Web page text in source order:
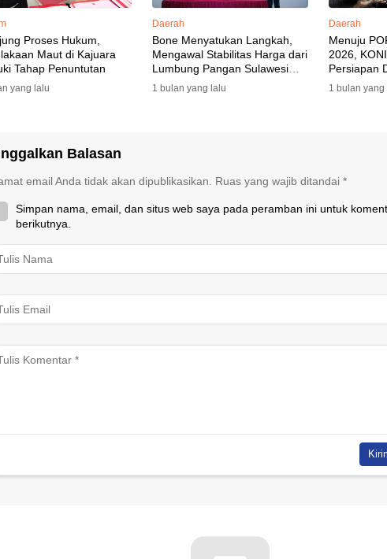
Proses Hukum,
Maut di Kajuara
Tahap Penuntutan
yang lalu
Daerah
Bone Menyatukan Langkah,
Mengawal Stabilitas Harga dari
Lumbung Pangan Sulawesi
Selatan
1 bulan yang lalu
Daerah
Menuju
2026,
Persiapan
Besar
1 bulan yang
Balasan
email Anda tidak akan dipublikasikan. Ruas yang wajib ditandai *
Simpan nama, email, dan situs web saya pada peramban ini untuk
berikutnya.